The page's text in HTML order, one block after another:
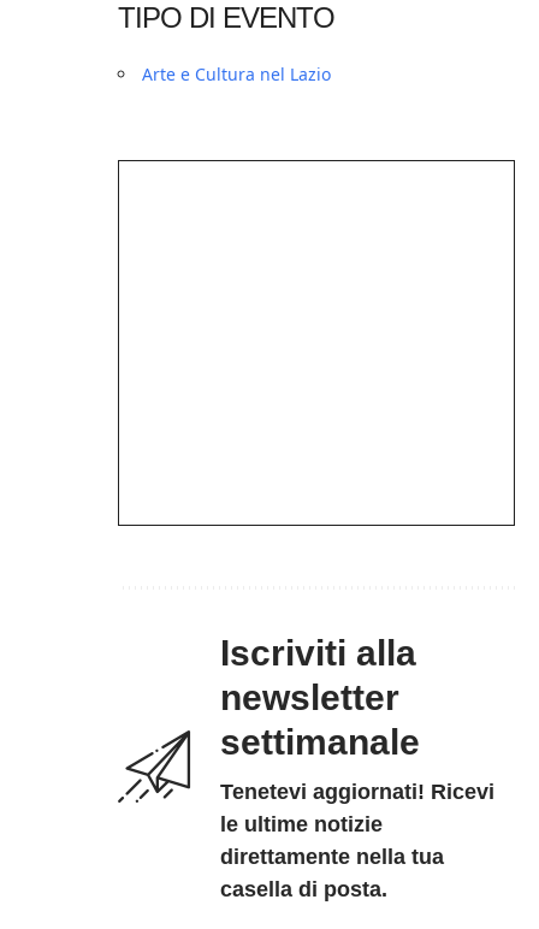
TIPO DI EVENTO
Arte e Cultura nel Lazio
Iscriviti alla
newsletter
settimanale
Tenetevi aggiornati! Ricevi
le ultime notizie
direttamente nella tua
casella di posta.